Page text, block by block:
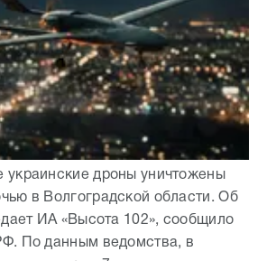
дроны уничтожены
в Волгоградской области. Об
ИА «Высота 102», сообщило
По данным ведомства, в